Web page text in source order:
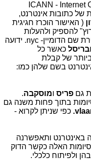
ICANN - Internet
( האישור הוכרז חגיגית
להספיק ולהעלות
( שמירת שם הדומיין- nyc. ידועה
ובריסל כאשר כל
של קבלת
בשם שלהן כמו:
גם פריס ומוסקבה.
בתוך פחות משנה גם
כפי שניתן לקרוא -
באינטרנט ותאפשרנה
האלה כקשר הדוק
ולפיתוח כלכלי.